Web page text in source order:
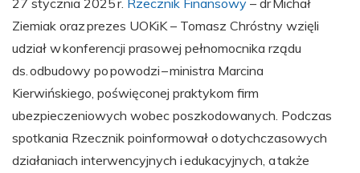
Ziemiak oraz prezes UOKiK – Tomasz Chróstny wzięli
udział w konferencji prasowej pełnomocnika rządu
ds. odbudowy po powodzi – ministra Marcina
Kierwińskiego, poświęconej praktykom firm
ubezpieczeniowych wobec poszkodowanych. Podczas
spotkania Rzecznik poinformował o dotychczasowych
działaniach interwencyjnych i edukacyjnych, a także